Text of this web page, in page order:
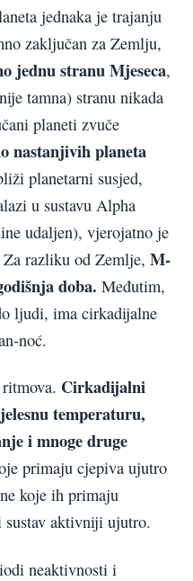
jednaka je trajanju
zaključan za Zemlju,
jednu stranu Mjeseca,
tamna) stranu nikada
planeti zvuče
nastanjivih planeta
planetarni susjed,
u sustavu Alpha
udaljen), vjerojatno je
razliku od Zemlje, M-
doba. Međutim,
ljudi, ima cirkadijalne
noć.
Cirkadijalni
temperaturu,
i mnoge druge
primaju cjepiva ujutro
koje ih primaju
aktivniji ujutro.
neaktivnosti i